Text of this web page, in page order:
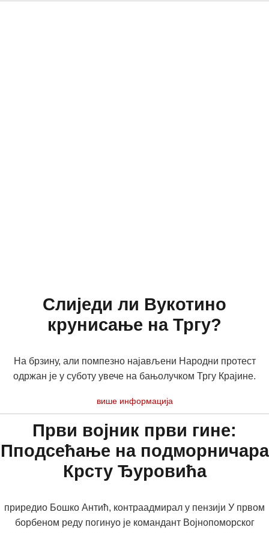
Слиједи ли Вукотино
крунисање на Тргу?
На брзину, али помпезно најављени Народни протест
одржан је у суботу увече на бањолучком Тргу Крајине.
више информација
Први војник први гине:
Пподсећање на подморничара
Крсту Ђуровића
приредио Бошко Антић, контраадмирал у пензији У првом
борбеном реду погинуо је командант Војнопоморског